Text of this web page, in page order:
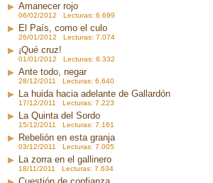
Amanecer rojo
06/02/2012 Lecturas: 6.699
El País, como el culo
26/01/2012 Lecturas: 7.074
¡Qué cruz!
01/01/2012 Lecturas: 6.332
Ante todo, negar
28/12/2011 Lecturas: 6.640
La huida hacia adelante de Gallardón
17/12/2011 Lecturas: 7.223
La Quinta del Sordo
15/12/2011 Lecturas: 7.161
Rebelión en esta granja
03/12/2011 Lecturas: 7.005
La zorra en el gallinero
18/11/2011 Lecturas: 7.634